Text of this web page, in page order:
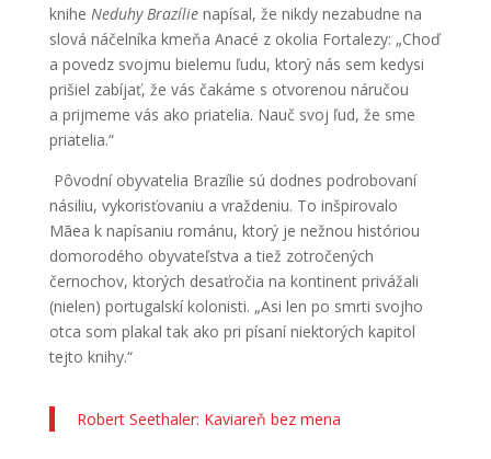
knihe Neduhy Brazílienapísal, že nikdy nezabudne na
slová náčelníka kmeňa Anacé z okolia Fortalezy: „Choď
a povedz svojmu bielemu ľudu, ktorý nás sem kedysi
prišiel zabíjať, že vás čakáme s otvorenou náručou
a prijmeme vás ako priatelia. Nauč svoj ľud, že sme
priatelia.“
Pôvodní obyvatelia Brazílie sú dodnes podrobovaní
násiliu, vykorisťovaniu a vraždeniu. To inšpirovalo
Mãea k napísaniu románu, ktorý je nežnou históriou
domorodého obyvateľstva a tiež zotročených
černochov, ktorých desaťročia na kontinent privážali
(nielen) portugalskí kolonisti. „Asi len po smrti svojho
otca som plakal tak ako pri písaní niektorých kapitol
tejto knihy.“
Robert Seethaler: Kaviareň bez mena